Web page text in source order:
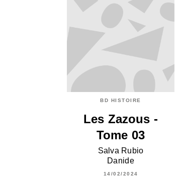
BD HISTOIRE
Les Zazous -
Tome 03
Salva Rubio
Danide
14/02/2024